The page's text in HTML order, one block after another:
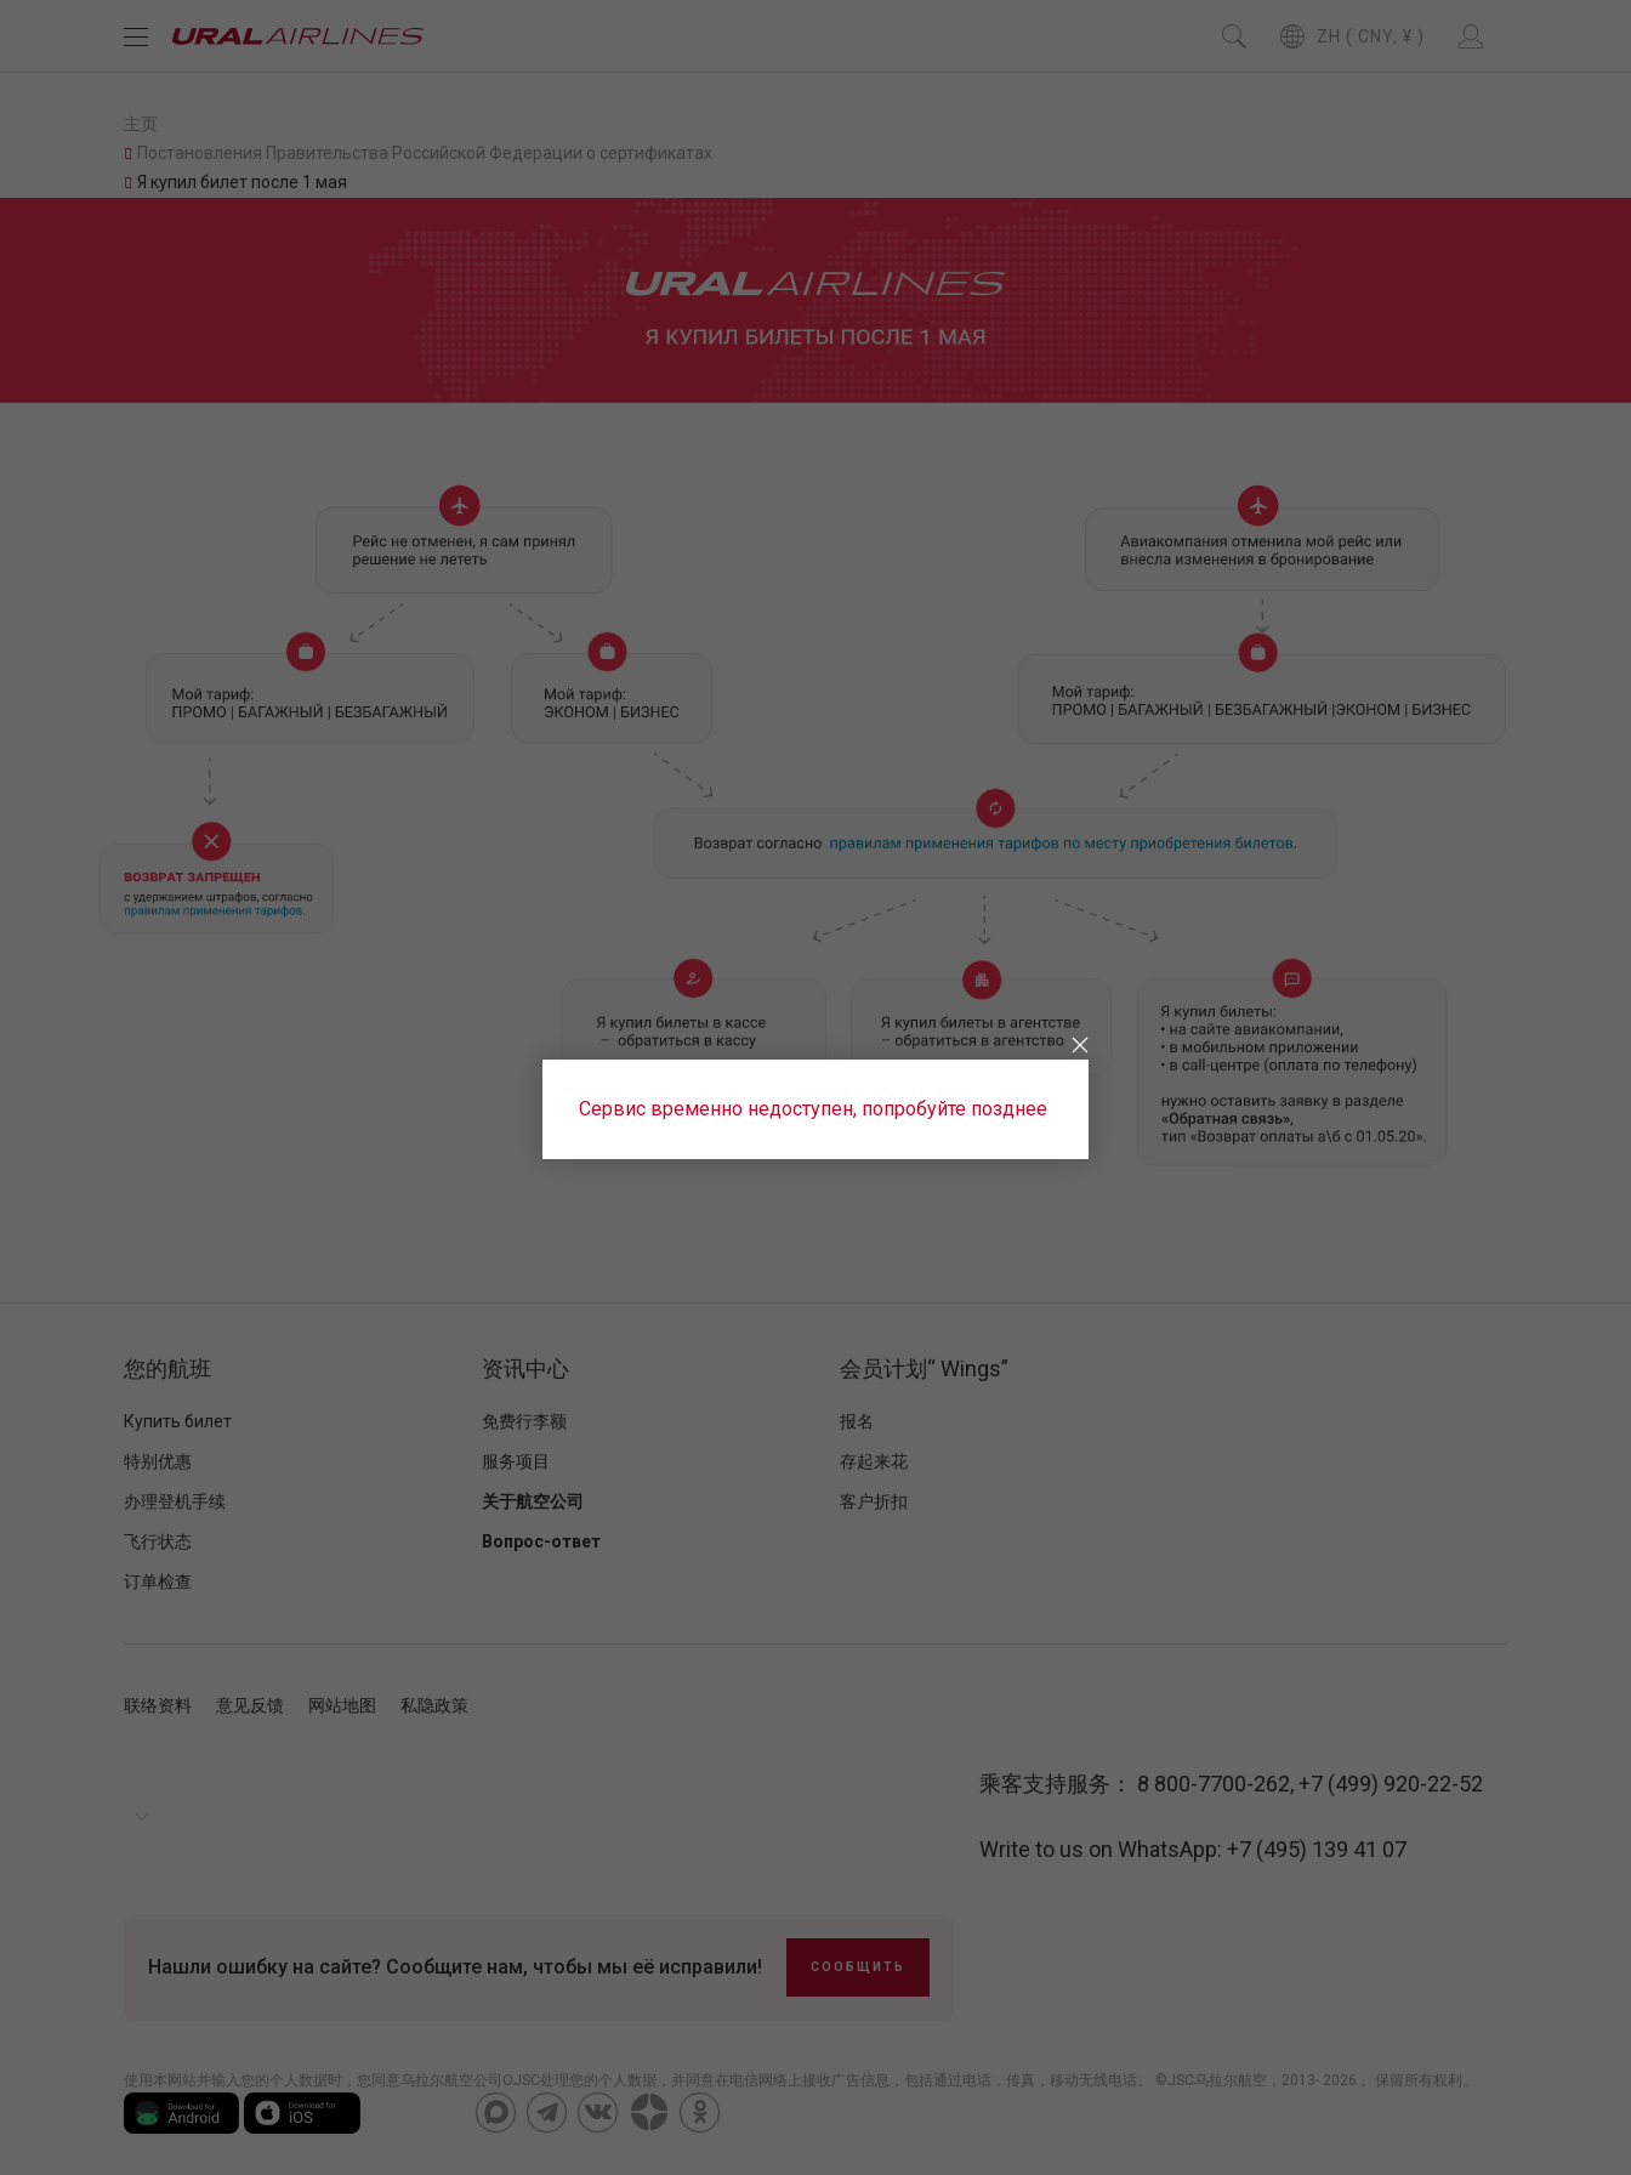
ZH ( CNY, ¥ )
主页
Постановления Правительства Российской Федерации о сертификатах
Я купил билет после 1 мая
Сервис временно недоступен, попробуйте позднее
您的航班
Купить билет
特别优惠
办理登机手续
飞行状态
订单检查
资讯中心
免费行李额
服务项目
关于航空公司
Вопрос-ответ
会员计划“ Wings”
报名
存起来花
客户折扣
联络资料 意见反馈 网站地图 私隐政策
乘客支持服务： 8 800-7700-262,+7 (499) 920-22-52
Write to us on WhatsApp: +7 (495) 139 41 07
Нашли ошибку на сайте? Сообщите нам, чтобы мы её исправили! СООБЩИТЬ
使用本网站并输入您的个人数据时，您同意乌拉尔航空公司OJSC处理您的个人数据，并同意在电信网络上接收广告信息，包括通过电话，传真，移动无线电话。 ©JSC乌拉尔航空，2013- 2026 。保留所有权利。